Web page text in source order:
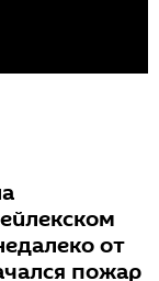
от
пожар